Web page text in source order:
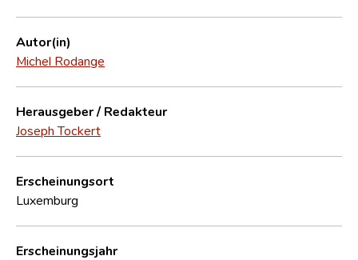
Autor(in)
Michel Rodange
Herausgeber / Redakteur
Joseph Tockert
Erscheinungsort
Luxemburg
Erscheinungsjahr